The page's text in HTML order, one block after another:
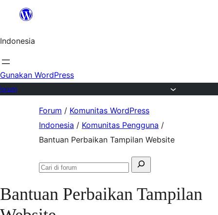
Lewat
konten
Indonesia
Gunakan WordPress
Forum / Komunitas WordPress
Indonesia / Komunitas Pengguna /
Bantuan Perbaikan Tampilan Website
Mencari:
Cari
forum
Bantuan Perbaikan Tampilan